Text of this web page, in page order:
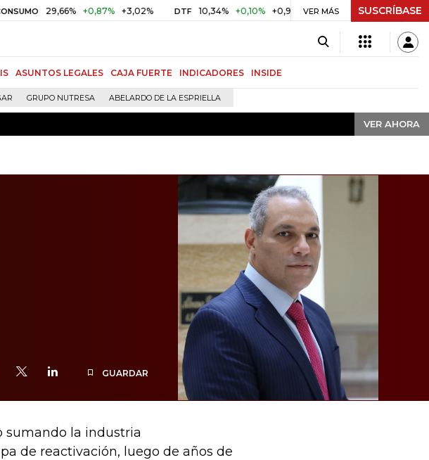
29,66% +0,87% +3,02% DTF 10,34% +0,10% +0,98% UVR $ 416,91 +$ 0,05 +0,01%
VER MÁS SUSCRÍBASE
ASUNTOS LEGALES CAJA FUERTE INDICADORES INSIDE
GRUPO NUTRESA ABELARDO DE LA ESPRIELLA
VER AHORA
VER AHORA
GUARDAR
sumando la industria
de reactivación, luego de años de